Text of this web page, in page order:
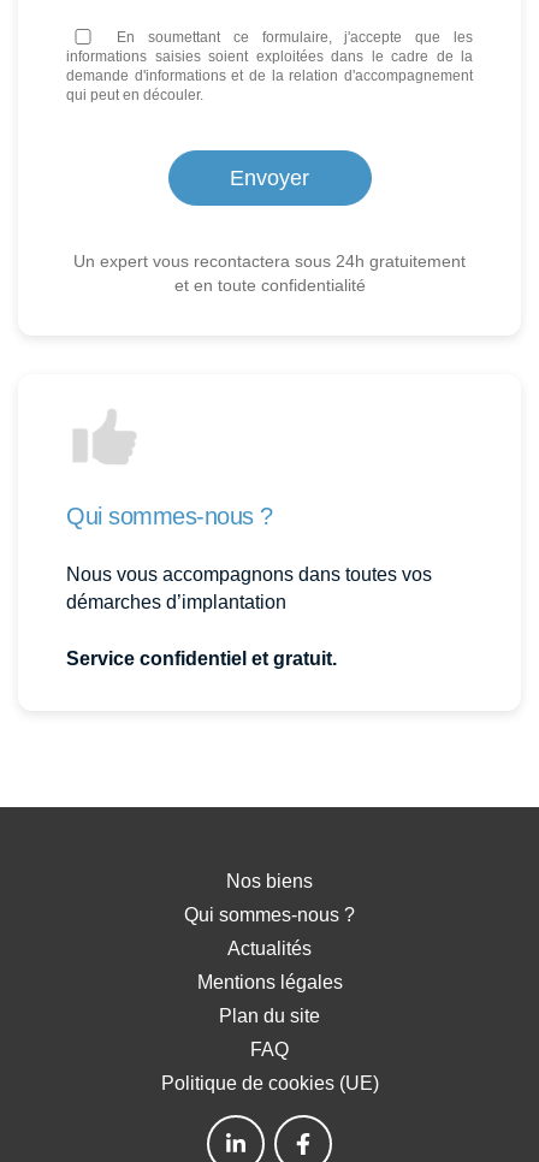
En soumettant ce formulaire, j'accepte que les
informations saisies soient exploitées dans le cadre de la
demande d'informations et de la relation d'accompagnement
qui peut en découler.
Un expert vous recontactera sous 24h gratuitement
et en toute confidentialité
Qui sommes-nous ?
Nous vous accompagnons dans toutes vos
démarches d’implantation
Service confidentiel et gratuit.
Nos biens
Qui sommes-nous ?
Actualités
Mentions légales
Plan du site
FAQ
Politique de cookies (UE)